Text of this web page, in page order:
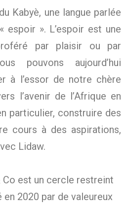
Kabyè, une langue parlée
espoir ». L’espoir est une
par plaisir ou par
pouvons aujourd’hui
à l’essor de notre chère
l’avenir de l’Afrique en
particulier, construire des
cours à des aspirations,
Lidaw.
est un cercle restreint
en 2020 par de valeureux